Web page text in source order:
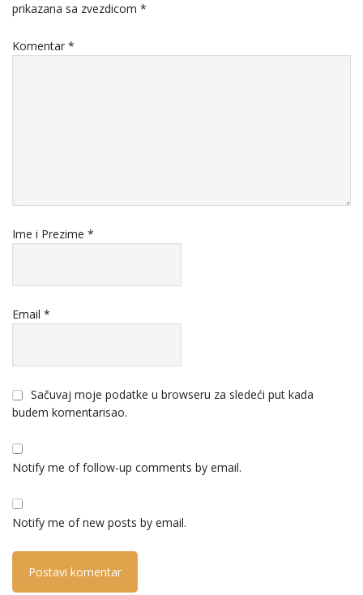
prikazana sa zvezdicom *
Komentar *
Ime i Prezime *
Email *
Sačuvaj moje podatke u browseru za sledeći put kada
budem komentarisao.
Notify me of follow-up comments by email.
Notify me of new posts by email.